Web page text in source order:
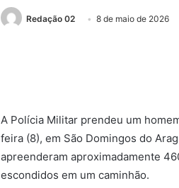
Redação 02Send 8 de maio de 2026
A Polícia Militar prendeu um
feira (8), em São Domingos do
apreenderam aproximadamente
escondidos em um caminhão.